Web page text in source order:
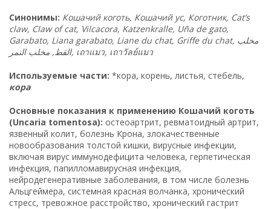
Синонимы: Кошачий коготь, Кошачий ус, Коготник, Cat’s
claw, Claw of cat, Vilcacora, Katzenkralle, Uña de gato,
Garabato, Liana garabato, Liane du chat, Griffe du chat, مخلب
القط, مخلب النمر, เถาแมว, เถาวัลย์แมว
Используемые части: *кора, корень, листья, стебель,
кора
Основные показания к применению Кошачий коготь
(Uncaria tomentosa): остеоартрит, ревматоидный артрит,
язвенный колит, болезнь Крона, злокачественные
новообразования толстой кишки, вирусные инфекции,
включая вирус иммунодефицита человека, герпетическая
инфекция, папилломавирусная инфекция,
нейродегенеративные заболевания, в том числе болезнь
Альцгеймера, системная красная волчанка, хронический
стресс, тревожное расстройство, хронический гастрит